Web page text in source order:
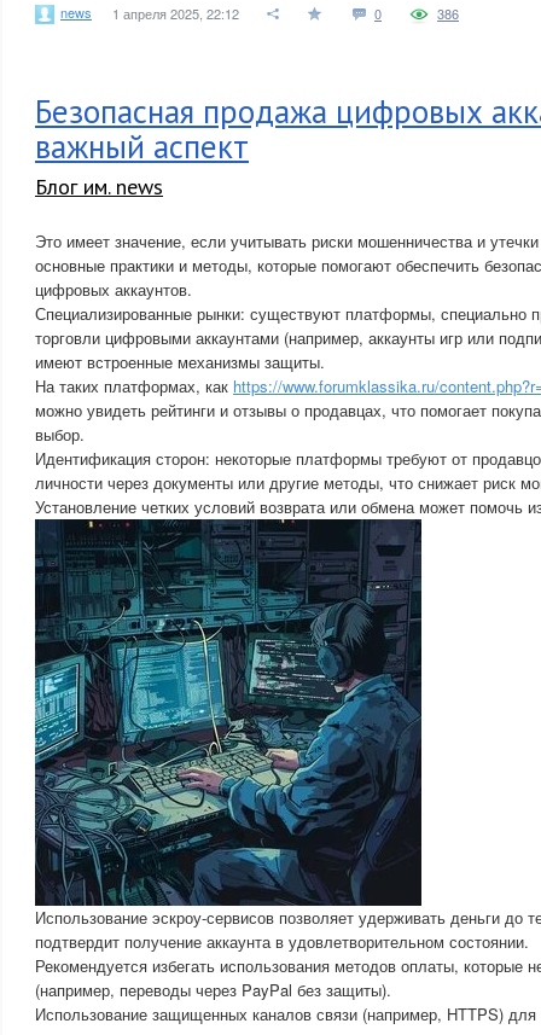
news 1 апреля 2025, 22:12 0 386
Безопасная продажа цифровых
важный аспект
Блог им. news
Это имеет значение, если учитывать риски мошенничества и
основные практики и методы, которые помогают обеспечить
цифровых аккаунтов.
Специализированные рынки: существуют платформы, специально
торговли цифровыми аккаунтами (например, аккаунты игр или
имеют встроенные механизмы защиты.
На таких платформах, как https://www.forumklassika.ru/
можно увидеть рейтинги и отзывы о продавцах, что помогает
выбор.
Идентификация сторон: некоторые платформы требуют от
личности через документы или другие методы, что снижает риск
Установление четких условий возврата или обмена может помочь
Использование эскроу-сервисов позволяет удерживать деньги до
подтвердит получение аккаунта в удовлетворительном состоянии.
Рекомендуется избегать использования методов оплаты, которые
(например, переводы через PayPal без защиты).
Использование защищенных каналов связи (например, HTTPS)